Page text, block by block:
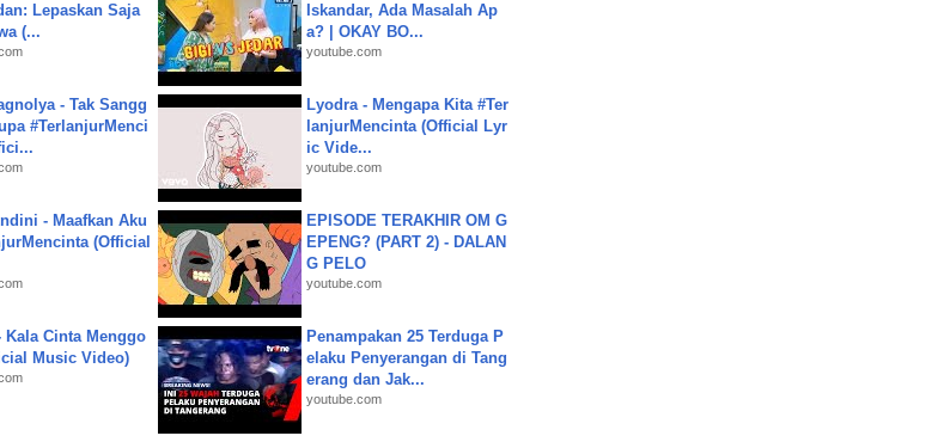
Lepaskan Saja
(...
Iskandar, Ada Masalah Ap
a? | OKAY BO...
youtube.com
- Tak Sangg
#TerlanjurMenci
Lyodra - Mengapa Kita #Ter
lanjurMencinta (Official Lyr
ic Vide...
youtube.com
- Maafkan Aku
(Official
EPISODE TERAKHIR OM G
EPENG? (PART 2) - DALAN
G PELO
youtube.com
Kala Cinta Menggo
Music Video)
Penampakan 25 Terduga P
elaku Penyerangan di Tang
erang dan Jak...
youtube.com